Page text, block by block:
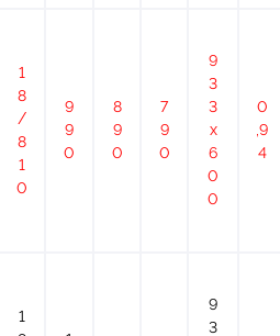
1
8
/
8
1
0
9
9
0
8
9
0
7
9
0
9
3
3
х
6
0
0
0
,9
4
1
9
3